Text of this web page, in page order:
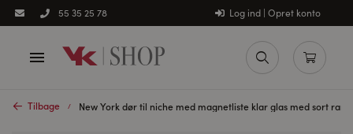
55 35 25 78 Log ind | Opret konto
Tilbage New York dør til niche med magnetliste klar glas med sort